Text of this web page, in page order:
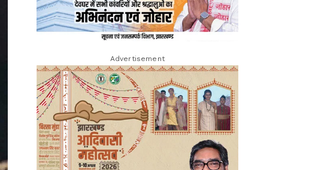
Advertisement